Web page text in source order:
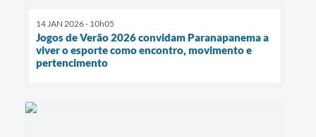
14 JAN 2026 - 10h05
Jogos de Verão 2026 convidam Paranapanema a
viver o esporte como encontro, movimento e
pertencimento